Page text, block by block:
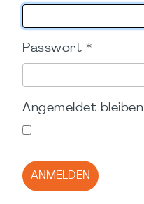
Passwort *
Angemeldet bleiben
ANMELDEN